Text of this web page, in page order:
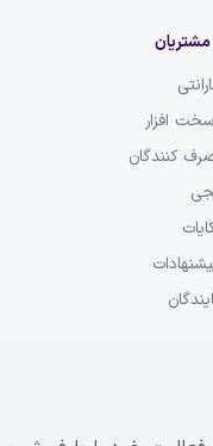
افزار
کنندگان